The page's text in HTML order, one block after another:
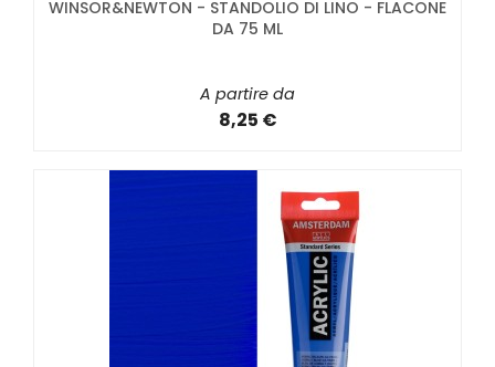
WINSOR&NEWTON - STANDOLIO DI LINO - FLACONE
DA 75 ML
A partire da
8,25 €